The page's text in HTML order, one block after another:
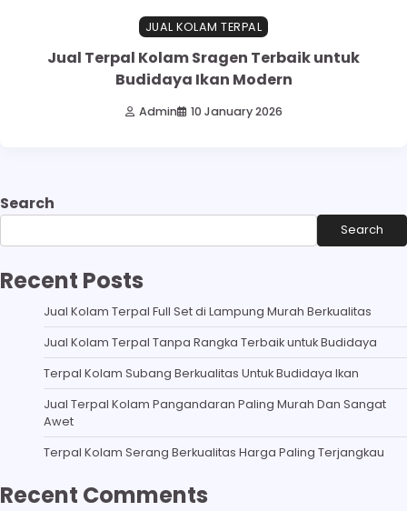
JUAL KOLAM TERPAL
Jual Terpal Kolam Sragen Terbaik untuk
Budidaya Ikan Modern
Admin 10 January 2026
Search
Search
Recent Posts
Jual Kolam Terpal Full Set di Lampung Murah Berkualitas
Jual Kolam Terpal Tanpa Rangka Terbaik untuk Budidaya
Terpal Kolam Subang Berkualitas Untuk Budidaya Ikan
Jual Terpal Kolam Pangandaran Paling Murah Dan Sangat
Awet
Terpal Kolam Serang Berkualitas Harga Paling Terjangkau
Recent Comments